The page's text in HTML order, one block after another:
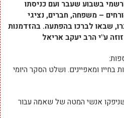
בשבוע שעבר ועם כניסתו
ציפו לו יותר מ-100 אורחים – משפחה, חברים, נציגי
שבאו לברכו בהפתעה. בהזדמנות
ע"י הרב יעקב אריאל
בחייו ומאפיינים. ושלט הסקר היומי
שניפקו אנשי המטה של שאמה עבור